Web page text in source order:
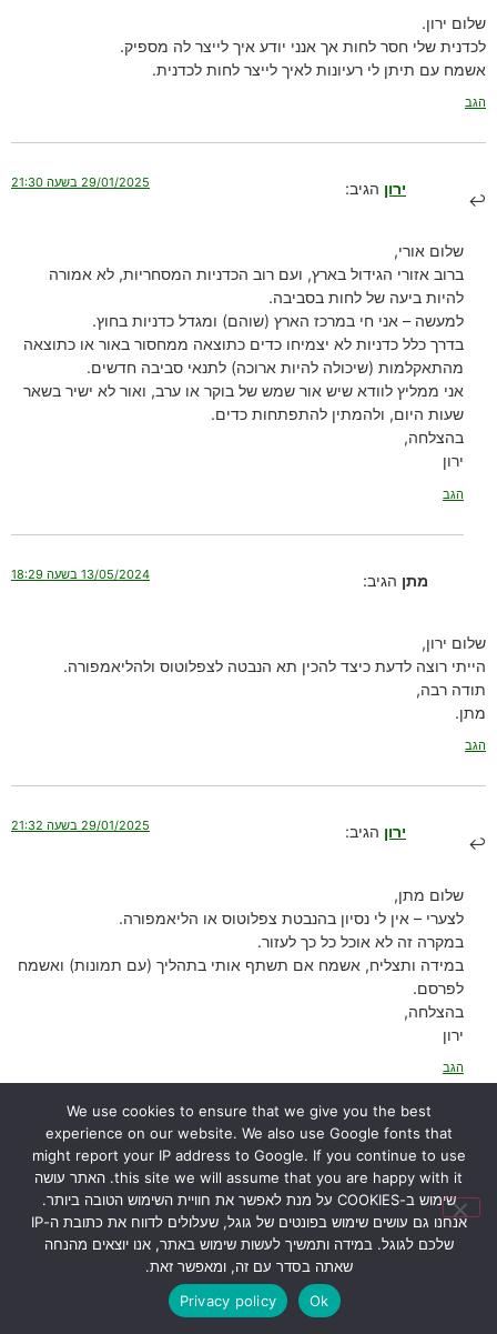
שלום ירון.
לכדנית שלי חסר לחות אך אנני יודע איך לייצר לה מספיק.
אשמח עם תיתן לי רעיונות לאיך לייצר לחות לכדנית.
הגב
ירון הגיב: 29/01/2025 בשעה 21:30
שלום אורי,
ברוב אזורי הגידול בארץ, ועם רוב הכדניות המסחריות, לא אמורה
להיות ביעה של לחות בסביבה.
למעשה – אני חי במרכז הארץ (שוהם) ומגדל כדניות בחוץ.
בדרך כלל כדניות לא יצמיחו כדים כתוצאה ממחסור באור או כתוצאה
מהתאקלמות (שיכולה להיות ארוכה) לתנאי סביבה חדשים.
אני ממליץ לוודא שיש אור שמש של בוקר או ערב, ואור לא ישיר בשאר
שעות היום, ולהמתין להתפתחות כדים.
בהצלחה,
ירון
הגב
מתן הגיב: 13/05/2024 בשעה 18:29
שלום ירון,
הייתי רוצה לדעת כיצד להכין תא הנבטה לצפלוטוס ולהליאמפורה.
תודה רבה,
מתן.
הגב
ירון הגיב: 29/01/2025 בשעה 21:32
שלום מתן,
לצערי – אין לי נסיון בהנבטת צפלוטוס או הליאמפורה.
במקרה זה לא אוכל כל כך לעזור.
במידה ותצליח, אשמח אם תשתף אותי בתהליך (עם תמונות) ואשמח
לפרסם.
בהצלחה,
ירון
הגב
אלין הגיב: 07/03/2024 בשעה 10:22
היי.. כדנית יודעת להתמודד עם חלזון בתוך לוע כדנית? כלומר היא תעכל
גם את הקליפה של החלזון? אין סכנה שהחלזון פשוט יאכל את הלוע
We use cookies to ensure that we give you the best
experience on our website. We also use Google fonts that
might report your IP address to Google. If you continue to use
this site we will assume that you are happy with it. האתר עושה
שימוש ב-COOKIES על מנת לאפשר את חוויית השימוש הטובה ביותר.
אנחנו גם עושים שימוש בפונטים של גוגל, שעלולים לדווח את כתובת ה-IP
שלכם לגוגל. במידה ותמשיך לעשות שימוש באתר, אנו יוצאים מהנחה
שאתה בסדר עם זה, ומאפשר זאת.
Ok
Privacy policy